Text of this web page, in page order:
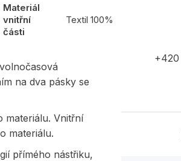
Materiál
vnitřní
části
Textil 100%
na dva pásky se
materiálu. Vnitřní
materiálu.
přímého nástřiku,